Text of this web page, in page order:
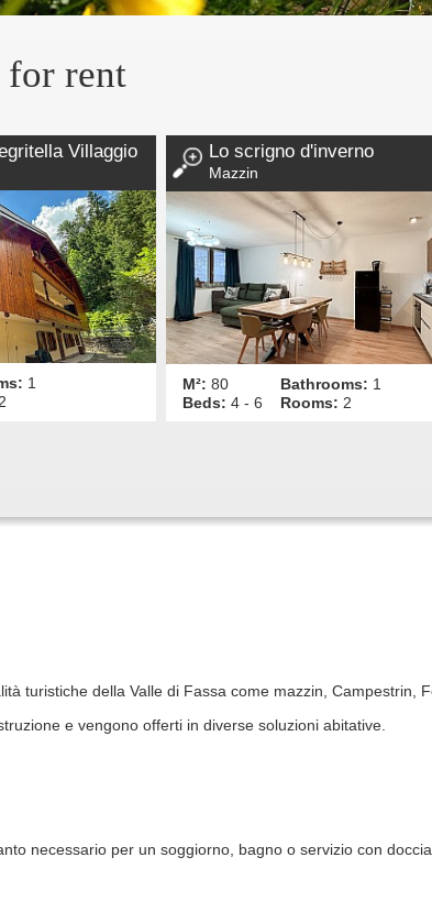
for rent
Villaggio
1
2
Lo scrigno d'inverno
Mazzin
M²: 80
Beds: 4 - 6
Bathrooms: 1
Rooms: 2
turistiche della Valle di Fassa come mazzin, Campestrin,
e vengono offerti in diverse soluzioni abitative.
necessario per un soggiorno, bagno o servizio con